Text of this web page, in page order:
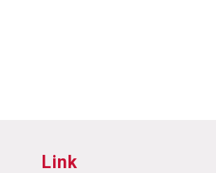
Link